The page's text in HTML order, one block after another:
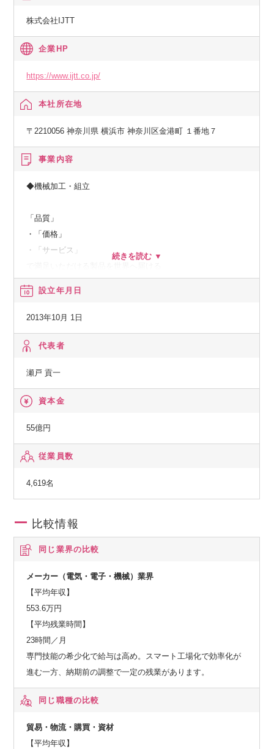
株式会社IJTT
企業HP
https://www.ijtt.co.jp/
本社所在地
〒2210056 神奈川県 横浜市 神奈川区金港町 １番地７
事業内容
◆機械加工・組立
「品質」
・「価格」
・「サービス」
ペラシャフトにおいては、
市場ニーズを先取りした提案型のビジネスを国内外で積極的
研究から開発、生産までをトータルに行い、高品質な製品を
提供
商用車や建設機械、ディーゼルエンジン製品のまさに心臓部
部品の必要要件を満たす製品形状の確立（形状案作成、試
総合的にお客様のニーズを満たすことのできる開発体制を擁
設立年月日
2013年10月 1日
代表者
瀬戸 貢一
資本金
55億円
従業員数
4,619名
比較情報
同じ業界の比較
メーカー（電気・電子・機械）業界
【平均年収】
553.6万円
【平均残業時間】
23時間／月
専門技能の希少化で給与は高め。スマート工場化で効率化が
進む一方、納期前の調整で一定の残業があります。
同じ職種の比較
貿易・物流・購買・資材
【平均年収】